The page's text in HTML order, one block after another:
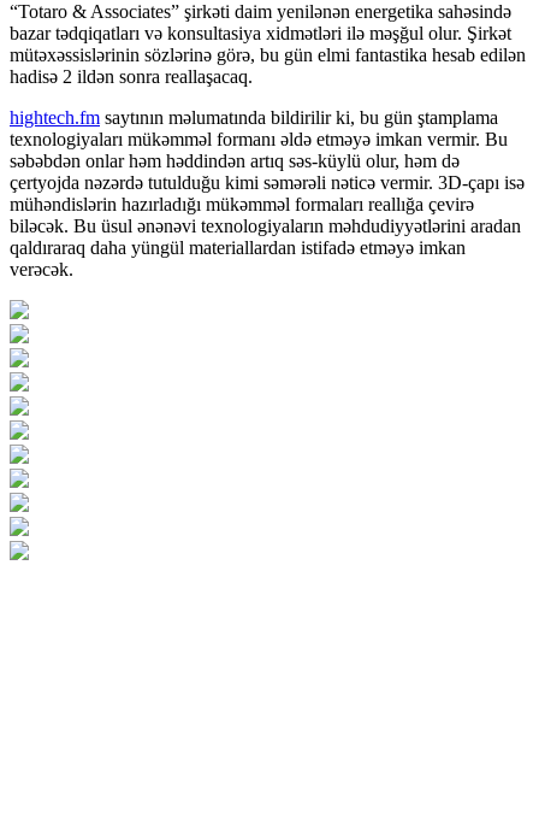
“Totaro & Associates” şirkəti daim yenilənən energetika sahəsində
bazar tədqiqatları və konsultasiya xidmətləri ilə məşğul olur. Şirkət
mütəxəssislərinin sözlərinə görə, bu gün elmi fantastika hesab edilən
hadisə 2 ildən sonra reallaşacaq.
hightech.fm saytının məlumatında bildirilir ki, bu gün ştamplama
texnologiyaları mükəmməl formanı əldə etməyə imkan vermir. Bu
səbəbdən onlar həm həddindən artıq səs-küylü olur, həm də
çertyojda nəzərdə tutulduğu kimi səmərəli nəticə vermir. 3D-çapı isə
mühəndislərin hazırladığı mükəmməl formaları reallığa çevirə
biləcək. Bu üsul ənənəvi texnologiyaların məhdudiyyətlərini aradan
qaldıraraq daha yüngül materiallardan istifadə etməyə imkan
verəcək.